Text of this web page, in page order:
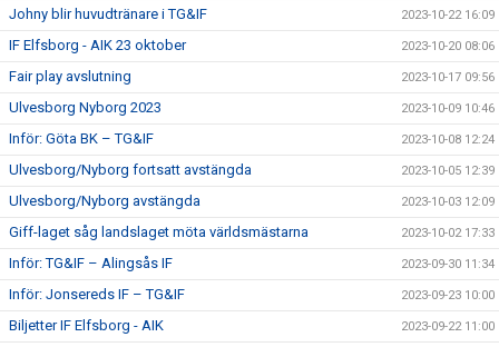
Johny blir huvudtränare i TG&IF 2023-10-22 16:09
IF Elfsborg - AIK 23 oktober 2023-10-20 08:06
Fair play avslutning 2023-10-17 09:56
Ulvesborg Nyborg 2023 2023-10-09 10:46
Inför: Göta BK – TG&IF 2023-10-08 12:24
Ulvesborg/Nyborg fortsatt avstängda 2023-10-05 12:39
Ulvesborg/Nyborg avstängda 2023-10-03 12:09
Giff-laget såg landslaget möta världsmästarna 2023-10-02 17:33
Inför: TG&IF – Alingsås IF 2023-09-30 11:34
Inför: Jonsereds IF – TG&IF 2023-09-23 10:00
Biljetter IF Elfsborg - AIK 2023-09-22 11:00